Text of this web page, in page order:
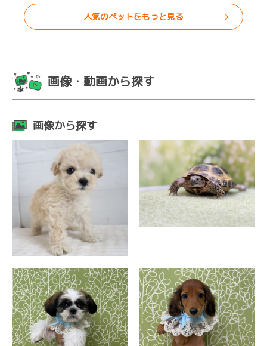
人気のペットをもっと見る
画像・動画から探す
画像から探す